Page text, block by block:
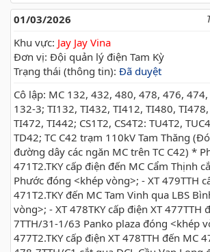
01/03/2026
Khu vực: Jay Jay Vina
Đơn vị: Đội quản lý điện Tam Kỳ
Trạng thái (thông tin): Đã duyệt
Cô lập: MC 132, 432, 480, 478, 476,
132-3; TI132, TI432, TI412, TI480,
TI472, TI442; CS1T2, CS4T2: TU4T2,
TD42; TC C42 trạm 110kV Tam Thăng
đường dây các ngăn MC trên TC C42) *
471T2.TKY cấp điện đến MC Cẩm Thịnh
Phước đóng <khép vòng>; - XT 479TTH
471T2.TKY đến MC Tam Vinh qua LBS
vòng>; - XT 478TKY cấp điện XT 477TTH
7TTH/31-1/63 Panko plaza đóng <khép
477T2.TKY cấp điện XT 478TTH đến MC